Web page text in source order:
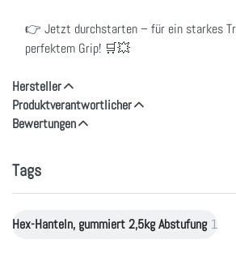
👉 Jetzt durchstarten – für ein starkes
perfektem Grip! 🛒💥
Hersteller
Produktverantwortlicher
Bewertungen
Tags
Hex-Hanteln, gummiert 2,5kg Abstufung 1